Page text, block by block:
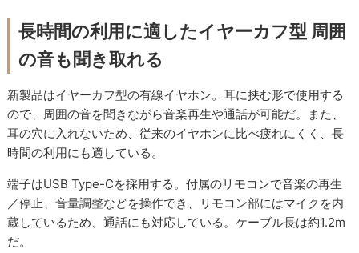
長時間の利用に適したイヤーカフ型 周囲
の音も聞き取れる
新製品はイヤーカフ型の有線イヤホン。耳に挟む形で使用する
ので、周囲の音を聞きながら音楽再生や通話が可能だ。また、
耳の穴に入れないため、従来のイヤホンに比べ疲れにくく、長
時間の利用にも適している。
端子はUSB Type-Cを採用する。付属のリモコンで音楽の再生
／停止、音量調整などを操作でき、リモコン部にはマイクを内
蔵しているため、通話にも対応している。ケーブル長は約1.2m
だ。